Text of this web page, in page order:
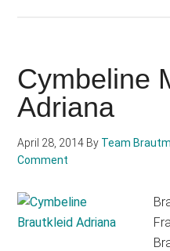
Paris
–
Brautkleid
Modell
2015
Cymbeline
Adriana
April 28, 2014 By Team
Comment